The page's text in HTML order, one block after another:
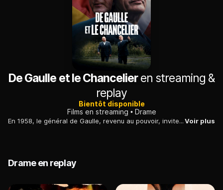
De Gaulle et le Chancelieren streaming &
replay
Bientôt disponible
Films en streaming
Drame
En 1958, le général de Gaulle, revenu au pouvoir, invite le chancelier Konrad Adenauer à un tête-à-tête destiné à sceller la réconciliation franco-allemande.Voir plus
Drame en replay